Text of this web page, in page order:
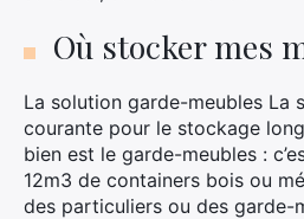
Où stocker mes
La solution garde-meubles La
courante pour le stockage
bien est le garde-meubles :
12m3 de containers bois ou
des particuliers ou des garde-